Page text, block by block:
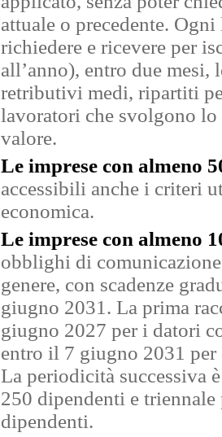
attuale o precedente.
richiedere e ricevere per
all’anno), entro due
retributivi medi, ripartiti
lavoratori che svolgono
valore.
Le imprese con almeno
accessibili anche i criteri
economica.
Le imprese con almeno
obblighi di
genere, con scadenze
giugno 2031. La prima
giugno 2027 per i datori
entro il 7 giugno 2031
La periodicità successiva
250 dipendenti e
dipendenti.